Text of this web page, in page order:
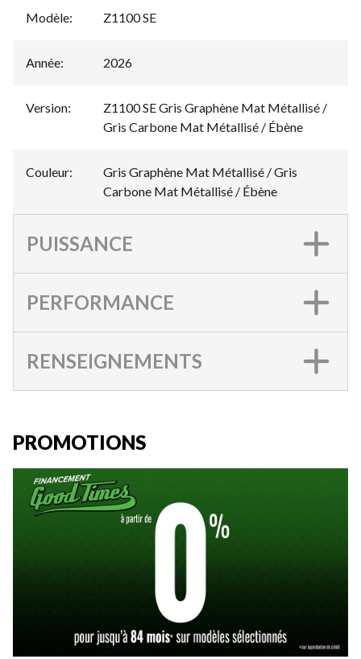
Modèle: Z1100 SE
Année: 2026
Version:
Z1100 SE Gris Graphène Mat Métallisé /
Gris Carbone Mat Métallisé / Ébène
Couleur:
Gris Graphène Mat Métallisé / Gris
Carbone Mat Métallisé / Ébène
PUISSANCE
PERFORMANCE
RENSEIGNEMENTS
PROMOTIONS